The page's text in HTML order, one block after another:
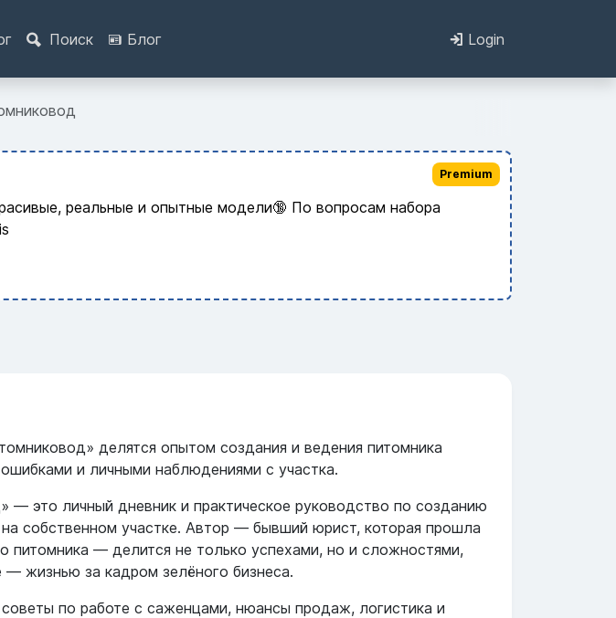
Поиск Блог Login
реальные и опытные модели🔞 По вопросам набора
Premium
делятся опытом создания и ведения питомника
и личными наблюдениями с участка.
— это личный дневник и практическое руководство по созданию
собственном участке. Автор — бывший юрист, которая прошла
питомника — делится не только успехами, но и сложностями,
жизнью за кадром зелёного бизнеса.
по работе с саженцами, нюансы продаж, логистика и